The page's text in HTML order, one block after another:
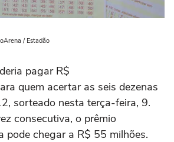
/ Estadão
pagar R$
quem acertar as seis dezenas
sorteado nesta terça-feira, 9.
consecutiva, o prêmio
pode chegar a R$ 55 milhões.